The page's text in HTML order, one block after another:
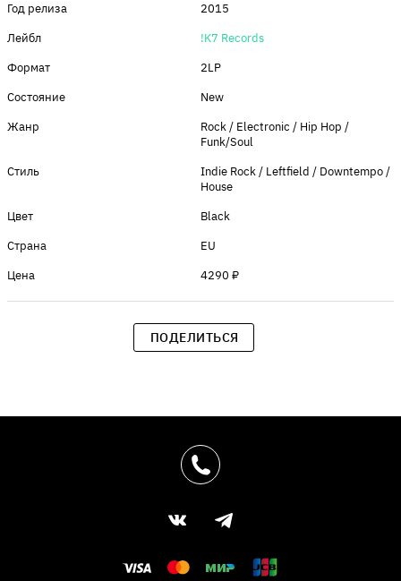
Год релиза
2015
Лейбл
!K7 Records
Формат
2LP
Состояние
New
Жанр
Rock / Electronic / Hip Hop /
Funk/Soul
Стиль
Indie Rock / Leftfield / Downtempo /
House
Цвет
Black
Страна
EU
Цена
4290 ₽
ПОДЕЛИТЬСЯ